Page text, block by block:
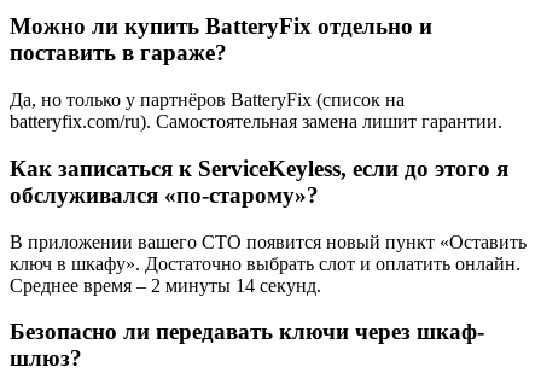
Можно ли купить BatteryFix отдельно и
поставить в гараже?
Да, но только у партнёров BatteryFix (список на
batteryfix.com/ru). Самостоятельная замена лишит гарантии.
Как записаться к ServiceKeyless, если до этого я
обслуживался «по-старому»?
В приложении вашего СТО появится новый пункт «Оставить
ключ в шкафу». Достаточно выбрать слот и оплатить онлайн.
Среднее время – 2 минуты 14 секунд.
Безопасно ли передавать ключи через шкаф-
шлюз?